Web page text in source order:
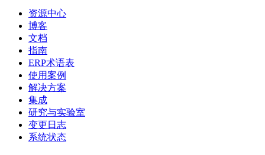
资源中心
博客
文档
指南
ERP术语表
使用案例
解决方案
集成
研究与实验室
变更日志
系统状态